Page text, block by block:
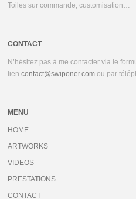
Toiles sur commande, customisation…
CONTACT
N’hésitez pas à me contacter via le
liencontact@swiponer.com ou par
MENU
HOME
ARTWORKS
VIDEOS
PRESTATIONS
CONTACT